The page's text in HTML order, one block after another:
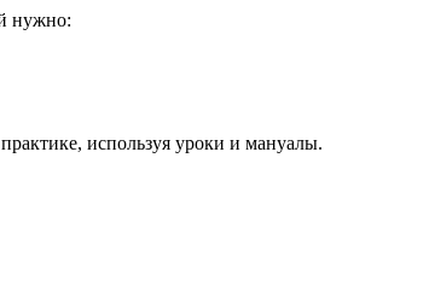
нужно:
используя уроки и мануалы.